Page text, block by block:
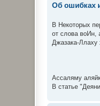
Об ошибках
В Некоторых
от слова воИн,
Джазака-Ллаху
Ассаляму
В статье